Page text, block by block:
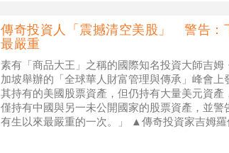
傳奇投資人「震撼清空美股」 警告：
最嚴重
素有「商品大王」之稱的國際知名投資大師吉
加坡舉辦的「全球華人財富管理與傳承」峰會
其持有的美國股票資產，但仍持有大量美元資
僅持有中國與另一未公開國家的股票資產，並
有生以來最嚴重的一次。」 ▲傳奇投資家吉姆